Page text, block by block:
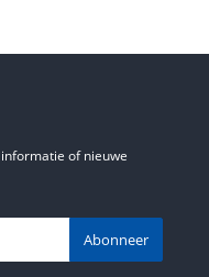
of nieuwe
Abonneer